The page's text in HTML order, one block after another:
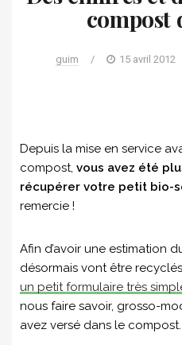
compost
guim / 15 avril 2012
Depuis la mise en service
compost, vous avez été
récupérer votre petit bio-
remercie !
Afin d’avoir une estimation
désormais vont être
un petit formulaire très
nous faire savoir, grosso-
avez versé dans le compost.